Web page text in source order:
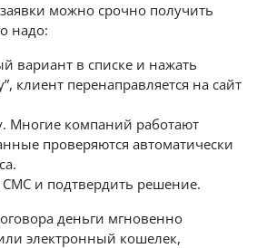
можно срочно получить
надо:
вариант в списке и нажать
клиент перенаправляется на сайт
Многие компаний работают
проверяются автоматически
СМС и подтвердить решение.
деньги мгновенно
электронный кошелек,